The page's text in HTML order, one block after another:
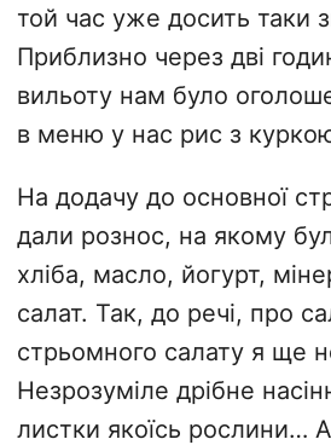
той час уже досить таки
Приблизно через дві
вильоту нам було
в меню у нас рис з
На додачу до основної
дали рознос, на якому
хліба, масло, йогурт,
салат. Так, до речі, про
стрьомного салату я ще
Незрозуміле дрібне
листки якоїсь рослини…